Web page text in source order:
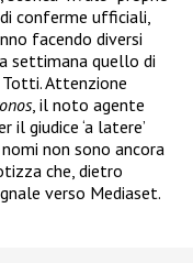
conferme ufficiali,
facendo diversi
settimana quello di
Totti. Attenzione
, il noto agente
giudice ‘a latere’
non sono ancora
che, dietro
verso Mediaset.